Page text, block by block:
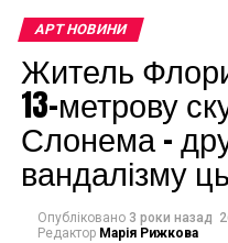
АРТ НОВИНИ
Житель
13-метрову
Слонема –
вандалізму
Опубліковано 3 роки назад
Редактор Марія Рижкова